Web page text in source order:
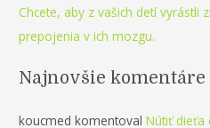
Chcete, aby z vašich detí vyrástli
prepojenia v ich mozgu.
Najnovšie komentáre
koucmed komentovalNútiť dieťa